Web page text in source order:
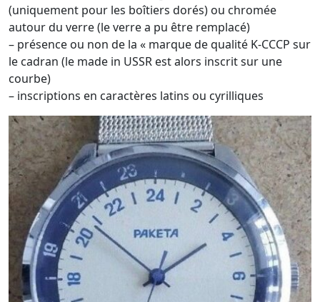
(uniquement pour les boîtiers dorés) ou chromée
autour du verre (le verre a pu être remplacé)
– présence ou non de la « marque de qualité K-CCCP sur
le cadran (le made in USSR est alors inscrit sur une
courbe)
– inscriptions en caractères latins ou cyrilliques